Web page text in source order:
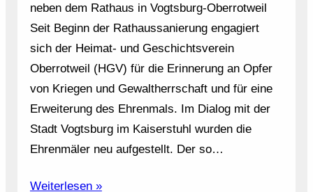
neben dem Rathaus in Vogtsburg-Oberrotweil
Seit Beginn der Rathaussanierung engagiert
sich der Heimat- und Geschichtsverein
Oberrotweil (HGV) für die Erinnerung an Opfer
von Kriegen und Gewaltherrschaft und für eine
Erweiterung des Ehrenmals. Im Dialog mit der
Stadt Vogtsburg im Kaiserstuhl wurden die
Ehrenmäler neu aufgestellt. Der so…
Weiterlesen »